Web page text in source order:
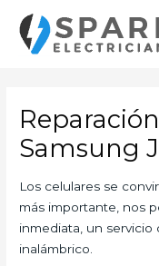
contenido
Samsung
Los celulares se
más importante, nos
inmediata, un
inalámbrico.